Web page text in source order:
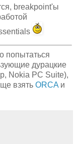
breakpoint'ы
попытаться
дурацкие
Nokia PC Suite),
взять ORCA и